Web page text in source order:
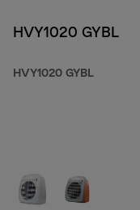
HVY1020 GYBL
HVY1020 GYBL